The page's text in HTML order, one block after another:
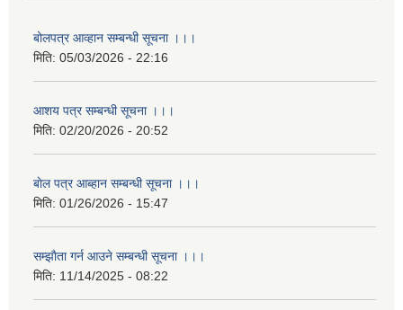
बोलपत्र आव्हान सम्बन्धी सूचना ।।।
मिति: 05/03/2026 - 22:16
आशय पत्र सम्बन्धी सूचना ।।।
मिति: 02/20/2026 - 20:52
बाेल पत्र आब्हान सम्बन्धी सूचना ।।।
मिति: 01/26/2026 - 15:47
सम्झाैता गर्न आउने सम्बन्धी सूचना ।।।
मिति: 11/14/2025 - 08:22